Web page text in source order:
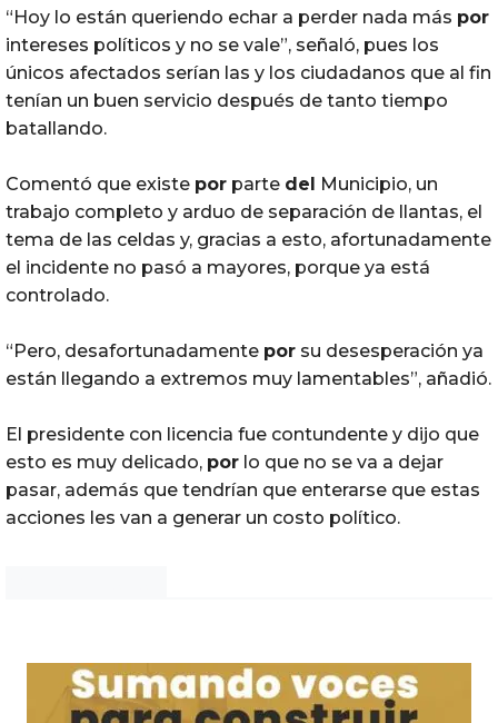
“Hoy lo están queriendo echar a perder nada más por
intereses políticos y no se vale”, señaló, pues los
únicos afectados serían las y los ciudadanos que al fin
tenían un buen servicio después de tanto tiempo
batallando.
Comentó que existe por parte del Municipio, un
trabajo completo y arduo de separación de llantas, el
tema de las celdas y, gracias a esto, afortunadamente
el incidente no pasó a mayores, porque ya está
controlado.
“Pero, desafortunadamente por su desesperación ya
están llegando a extremos muy lamentables”, añadió.
El presidente con licencia fue contundente y dijo que
esto es muy delicado, por lo que no se va a dejar
pasar, además que tendrían que enterarse que estas
acciones les van a generar un costo político.